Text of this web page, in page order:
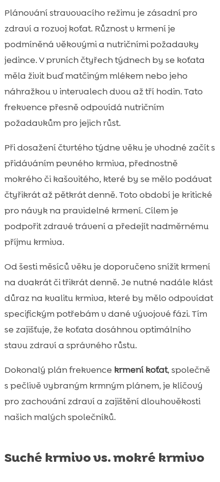
Plánování stravovacího režimu je zásadní pro
zdraví a rozvoj koťat. Různost v krmení je
podmíněná věkovými a nutričními požadavky
jedince. V prvních čtyřech týdnech by se koťata
měla živit buď matčiným mlékem nebo jeho
náhražkou v intervalech dvou až tří hodin. Tato
frekvence přesně odpovídá nutričním
požadavkům pro jejich růst.
Při dosažení čtvrtého týdne věku je vhodné začít s
přidáváním pevného krmiva, přednostně
mokrého či kašovitého, které by se mělo podávat
čtyřikrát až pětkrát denně. Toto období je kritické
pro návyk na pravidelné krmení. Cílem je
podpořit zdravé trávení a předejít nadměrnému
příjmu krmiva.
Od šesti měsíců věku je doporučeno snížit krmení
na dvakrát či třikrát denně. Je nutné nadále klást
důraz na kvalitu krmiva, které by mělo odpovídat
specifickým potřebám v dané vývojové fázi. Tím
se zajišťuje, že koťata dosáhnou optimálního
stavu zdraví a správného růstu.
Dokonalý plán frekvence krmení koťat, společně
s pečlivě vybraným krmným plánem, je klíčový
pro zachování zdraví a zajištění dlouhověkosti
našich malých společníků.
Suché krmivo vs. mokré krmivo